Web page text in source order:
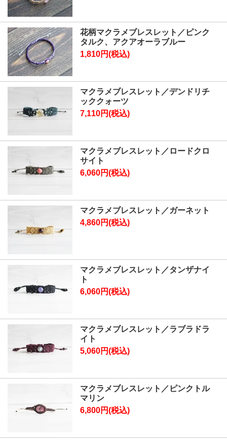
花柄マクラメブレスレット／ピンク
タルク、アクアオーラブルー
1,810円(税込)
マクラメブレスレット／デンドリチ
ッククォーツ
7,110円(税込)
マクラメブレスレット／ロードクロ
サイト
6,060円(税込)
マクラメブレスレット／ガーネット
4,860円(税込)
マクラメブレスレット／タンザナイ
ト
6,060円(税込)
マクラメブレスレット／ラブラドラ
イト
5,060円(税込)
マクラメブレスレット／ピンクトル
マリン
6,800円(税込)